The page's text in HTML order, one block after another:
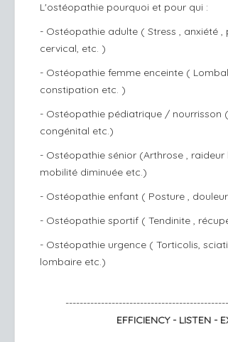
L'ostéopathie pourquoi et pour qui :
- Ostéopathie adulte ( Stress , anxiété
cervical, etc. )
- Ostéopathie femme enceinte (
constipation etc. )
- Ostéopathie pédiatrique / nourrisson
congénital etc.)
- Ostéopathie sénior (Arthrose ,
mobilité diminuée etc.)
- Ostéopathie enfant ( Posture ,
- Ostéopathie sportif ( Tendinite ,
- Ostéopathie urgence ( Torticolis,
lombaire etc.)
EFFICIENCY - LISTEN -